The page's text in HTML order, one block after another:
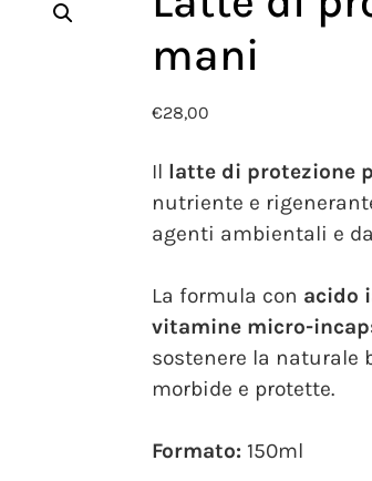
mani
€28,00
Il latte di protezione
nutriente e
agenti ambientali e
La formula con acido
vitamine micro-
sostenere la naturale
morbide e protette.
Formato: 150ml